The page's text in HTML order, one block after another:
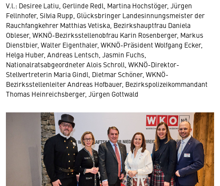
V.l.: Desiree Latiu, Gerlinde Redl, Martina Hochstöger, Jürgen
Fellnhofer, Silvia Rupp, Glücksbringer Landesinnungsmeister der
Rauchfangkehrer Matthias Vetiska, Bezirkshauptfrau Daniela
Obleser, WKNÖ-Bezirksstellenobfrau Karin Rosenberger, Markus
Dienstbier, Walter Eigenthaler, WKNÖ-Präsident Wolfgang Ecker,
Helga Huber, Andreas Lentsch, Jasmin Fuchs,
Nationalratsabgeordneter Alois Schroll, WKNÖ-Direktor-
Stellvertreterin Maria Gindl, Dietmar Schöner, WKNÖ-
Bezirksstellenleiter Andreas Hofbauer, Bezirkspolizeikommandant
Thomas Heinreichsberger, Jürgen Gottwald